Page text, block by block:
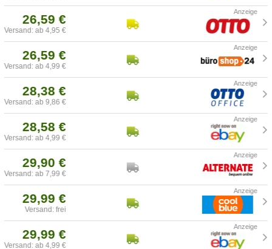
26,59 €
Versand: ab 4,95 €
26,59 €
Versand: ab 4,99 €
28,38 €
Versand: ab 9,86 €
28,58 €
Versand: ab 4,99 €
29,90 €
Versand: ab 7,99 €
29,99 €
Versand: frei
29,99 €
Versand: ab 4,99 €